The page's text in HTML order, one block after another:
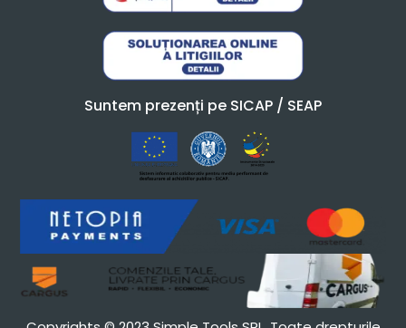
Suntem prezenți pe SICAP / SEAP